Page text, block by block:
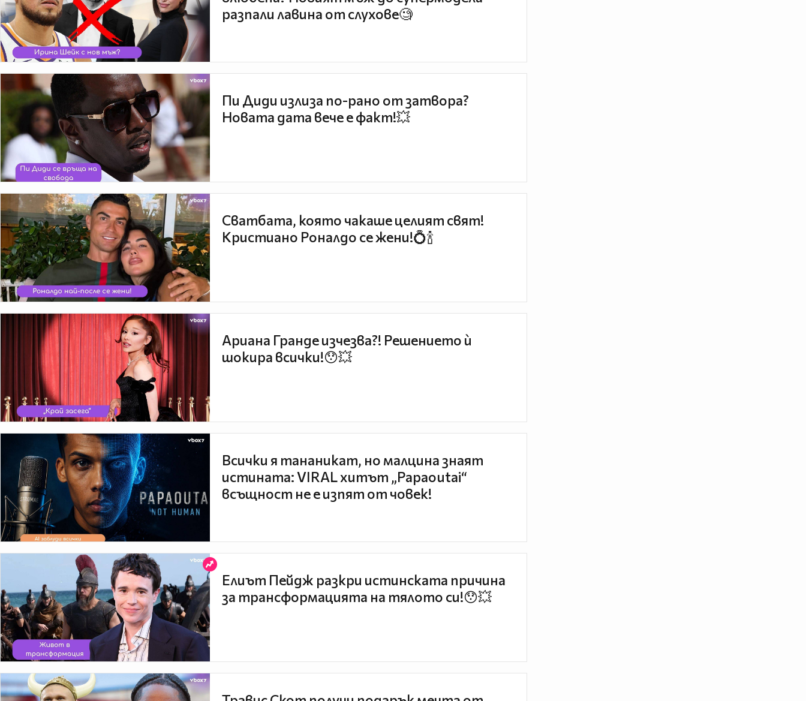
разпали лавина от слухове🧐
Пи Диди излиза по-рано от затвора?
Новата дата вече е факт!💥
Сватбата, която чакаше целият свят!
Кристиано Роналдо се жени!💍🍾
Ариана Гранде изчезва?! Решението ѝ
шокира всички!😯💥
Всички я тананикат, но малцина знаят
истината: VIRAL хитът „Papaoutai“
всъщност не е изпят от човек!
Елиът Пейдж разкри истинската причина
за трансформацията на тялото си!😯💥